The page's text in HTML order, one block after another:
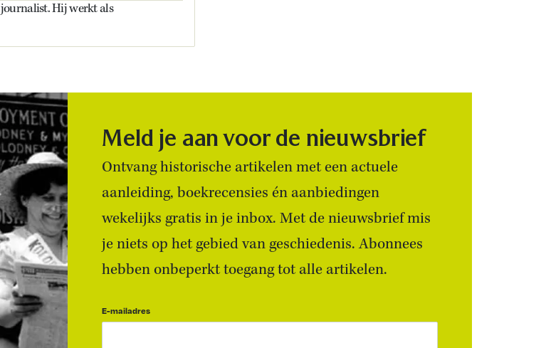
Hij werkt als
Meld je aan voor de nieuwsbrief
Ontvang historische artikelen met een actuele
aanleiding, boekrecensies én aanbiedingen
wekelijks gratis in je inbox. Met de nieuwsbrief mis
je niets op het gebied van geschiedenis. Abonnees
hebben onbeperkt toegang tot alle artikelen.
E-mailadres